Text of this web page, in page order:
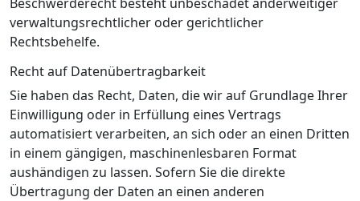
verwaltungsrechtlicher oder gerichtlicher
Rechtsbehelfe.
Recht auf Daten­übertrag­barkeit
Sie haben das Recht, Daten, die wir auf Grundlage Ihrer
Einwilligung oder in Erfüllung eines Vertrags
automatisiert verarbeiten, an sich oder an einen Dritten
in einem gängigen, maschinenlesbaren Format
aushändigen zu lassen. Sofern Sie die direkte
Übertragung der Daten an einen anderen